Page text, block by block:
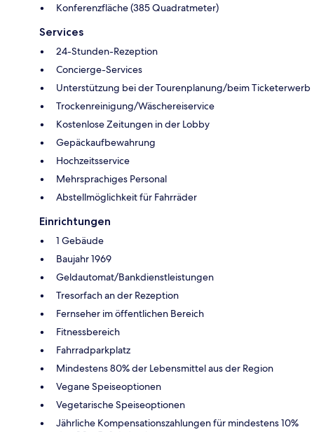
Konferenzfläche (385 Quadratmeter)
Services
24-Stunden-Rezeption
Concierge-Services
Unterstützung bei der Tourenplanung/beim Ticketerwerb
Trockenreinigung/Wäschereiservice
Kostenlose Zeitungen in der Lobby
Gepäckaufbewahrung
Hochzeitsservice
Mehrsprachiges Personal
Abstellmöglichkeit für Fahrräder
Einrichtungen
1 Gebäude
Baujahr 1969
Geldautomat/Bankdienstleistungen
Tresorfach an der Rezeption
Fernseher im öffentlichen Bereich
Fitnessbereich
Fahrradparkplatz
Mindestens 80% der Lebensmittel aus der Region
Vegane Speiseoptionen
Vegetarische Speiseoptionen
Jährliche Kompensationszahlungen für mindestens 10%